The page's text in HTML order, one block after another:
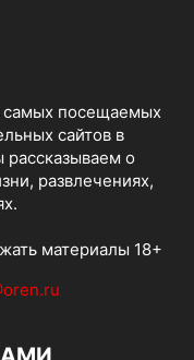
самых посещаемых
сайтов в
о
развлечениях,
материалы 18+